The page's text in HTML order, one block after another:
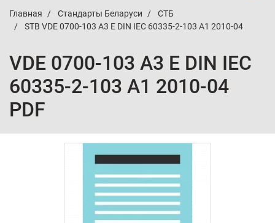
Главная Стандарты Беларуси
СТБ
STB VDE 0700-103 A3 E DIN IEC 60335-2-103 A1 2010-04
VDE 0700-103 A3 E DIN IEC
60335-2-103 A1 2010-04
PDF